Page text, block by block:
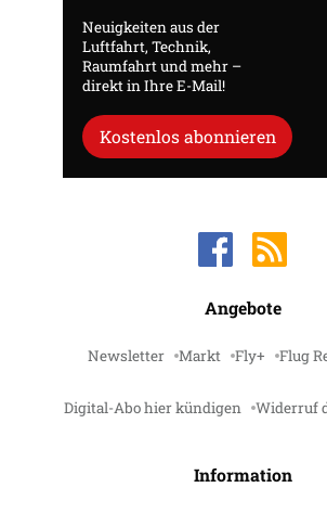
Neuigkeiten aus der
Luftfahrt, Technik,
Raumfahrt und mehr –
direkt in Ihre E-Mail!
Kostenlos abonnieren
Angebote
Newsletter Markt Fly+ Flug
Digital-Abo hier kündigen Widerruf
Information